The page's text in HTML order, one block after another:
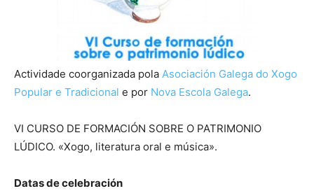
Actividade coorganizada pola Asociación Galega do Xogo
Popular e Tradicional e por Nova Escola Galega.
VI CURSO DE FORMACIÓN SOBRE O PATRIMONIO
LÚDICO. «Xogo, literatura oral e música».
Datas de celebración